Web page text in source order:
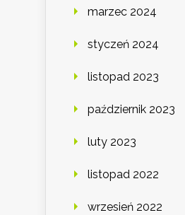
marzec 2024
styczeń 2024
listopad 2023
październik 2023
luty 2023
listopad 2022
wrzesień 2022